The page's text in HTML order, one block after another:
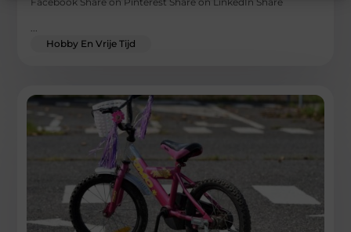
Hobby En Vrije Tijd